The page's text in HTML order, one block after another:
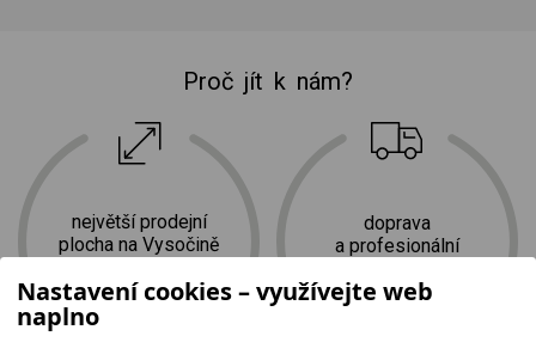
Proč jít k nám?
největší prodejní
plocha na Vysočině
doprava
a profesionální
Nastavení cookies – využívejte web
naplno